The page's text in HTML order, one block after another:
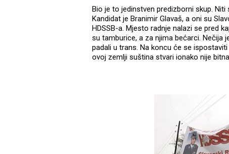
Bio je to jedinstven predizborni skup. Niti
Kandidat je Branimir Glavaš, a oni su
HDSSB-a. Mjesto radnje nalazi se pred
su tamburice, a za njima bećarci. Nečija
padali u trans. Na koncu će se
ovoj zemlji suština stvari ionako nije bitna